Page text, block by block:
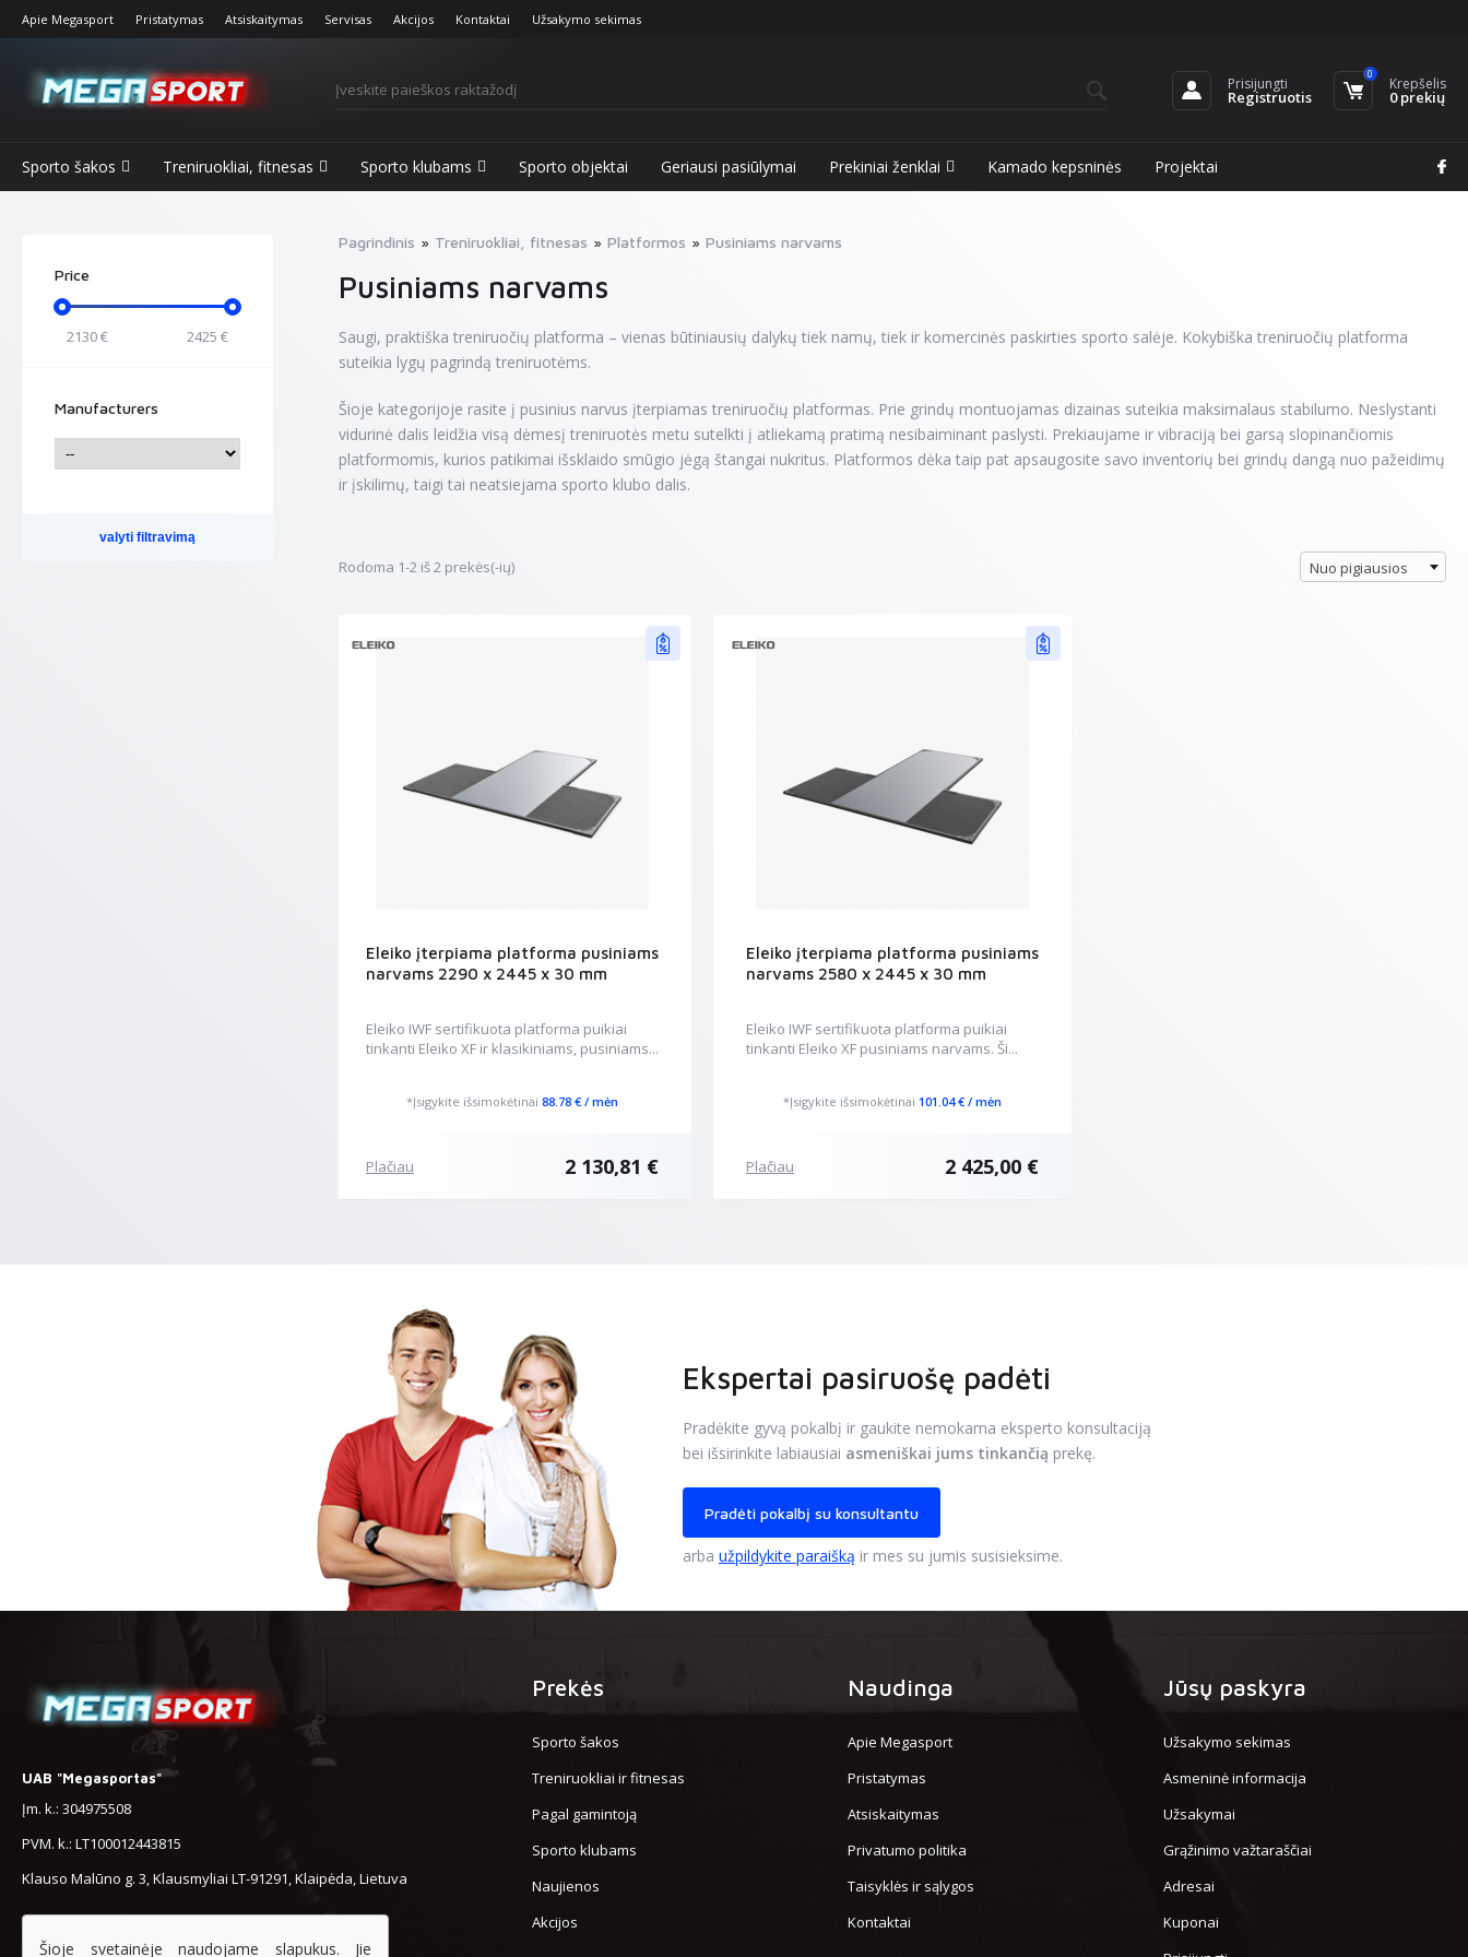
Apie Megasport Pristatymas Atsiskaitymas Servisas Akcijos Kontaktai Užsakymo sekimas
Prisijungti
Registruotis
0
Krepšelis
0 prekių
Sporto šakos Treniruokliai, fitnesas Sporto klubams Sporto objektai Geriausi pasiūlymai Prekiniai ženklai Kamado kepsninės Projektai
Price
2130€ 2425 €
Manufacturers
valyti filtravimą
Pagrindinis Treniruokliai, fitnesas Platformos Pusiniams narvams
Pusiniams narvams
Saugi, praktiška treniruočių platforma – vienas būtiniausių dalykų tiek namų, tiek ir komercinės paskirties sporto salėje. Kokybiška treniruočių platforma
suteikia lygų pagrindą treniruotėms.
Šioje kategorijoje rasite į pusinius narvus įterpiamas treniruočių platformas. Prie grindų montuojamas dizainas suteikia maksimalaus stabilumo. Neslystanti
vidurinė dalis leidžia visą dėmesį treniruotės metu sutelkti į atliekamą pratimą nesibaiminant paslysti. Prekiaujame ir vibraciją bei garsą slopinančiomis
platformomis, kurios patikimai išsklaido smūgio jėgą štangai nukritus. Platformos dėka taip pat apsaugosite savo inventorių bei grindų dangą nuo pažeidimų
ir įskilimų, taigi tai neatsiejama sporto klubo dalis.
Rodoma 1-2 iš 2 prekės(-ių) Nuo pigiausios
Eleiko įterpiama platforma pusiniams
narvams 2290 x 2445 x 30 mm
Eleiko IWF sertifikuota platforma puikiai
tinkanti Eleiko XF ir klasikiniams, pusiniams...
*Įsigykite išsimokėtinai 88.78 € / mėn
Plačiau 2 130,81 €
Eleiko įterpiama platforma pusiniams
narvams 2580 x 2445 x 30 mm
Eleiko IWF sertifikuota platforma puikiai
tinkanti Eleiko XF pusiniams narvams. Ši...
*Įsigykite išsimokėtinai 101.04 € / mėn
Plačiau 2 425,00 €
Ekspertai pasiruošę padėti
Pradėkite gyvą pokalbį ir gaukite nemokama eksperto konsultaciją
bei išsirinkite labiausiai asmeniškai jums tinkančią prekę.
Pradėti pokalbį su konsultantu
arba užpildykite paraišką ir mes su jumis susisieksime.
UAB "Megasportas"
Įm. k.: 304975508
PVM. k.: LT100012443815
Klauso Malūno g. 3, Klausmyliai LT-91291, Klaipėda, Lietuva
Prekės
Sporto šakos
Treniruokliai ir fitnesas
Pagal gamintoją
Sporto klubams
Naujienos
Akcijos
Naudinga
Apie Megasport
Pristatymas
Atsiskaitymas
Privatumo politika
Taisyklės ir sąlygos
Kontaktai
Jūsų paskyra
Užsakymo sekimas
Asmeninė informacija
Užsakymai
Grąžinimo važtaraščiai
Adresai
Kuponai
Šioje svetainėje naudojame slapukus. Jie